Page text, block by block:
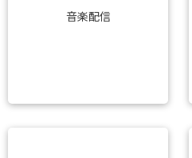
音楽配信